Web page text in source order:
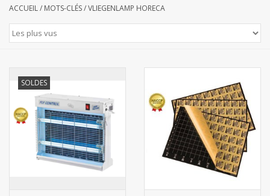
Biscuits apéritifs / Snacks salés
Botanicals
Bonbons pour la bonbonnière
ACCUEIL/ MOTS-CLÉS/VLIEGENLAMP HORECA
SOLDES